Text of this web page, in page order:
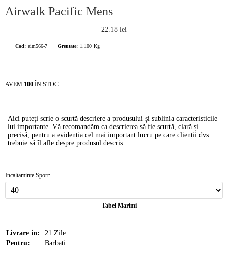
Airwalk Pacific Mens
22.18 lei
Cod: aim566-7 Greutate: 1.100 Kg
AVEM 100 ÎN STOC
Aici puteți scrie o scurtă descriere a produsului și sublinia caracteristicile
lui importante. Vă recomandăm ca descrierea să fie scurtă, clară și
precisă, pentru a evidenția cel mai important lucru pe care clienții dvs.
trebuie să îl afle despre produsul descris.
Incaltaminte Sport:
Tabel Marimi
Livrare in: 21 Zile
Pentru:
Barbati